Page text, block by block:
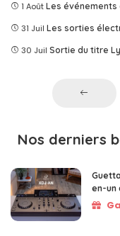
1 Août Les événements
31 Juil Les sorties
30 Juil Sortie du titre
Nos derniers
en-un